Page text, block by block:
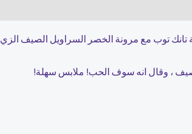
تانك توب مع مرونة الخصر السراويل الصيف الزي
، وقال انه سوف الحب! ملابس سهلة!